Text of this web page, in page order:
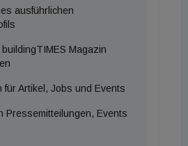
die Förderabwicklung in
bietet über eine App
und Optimierung des
baut derzeit auch
aus, um die Anlagen
ausführlichen
Magazin
für Artikel, Jobs und Events
Pressemitteilungen, Events